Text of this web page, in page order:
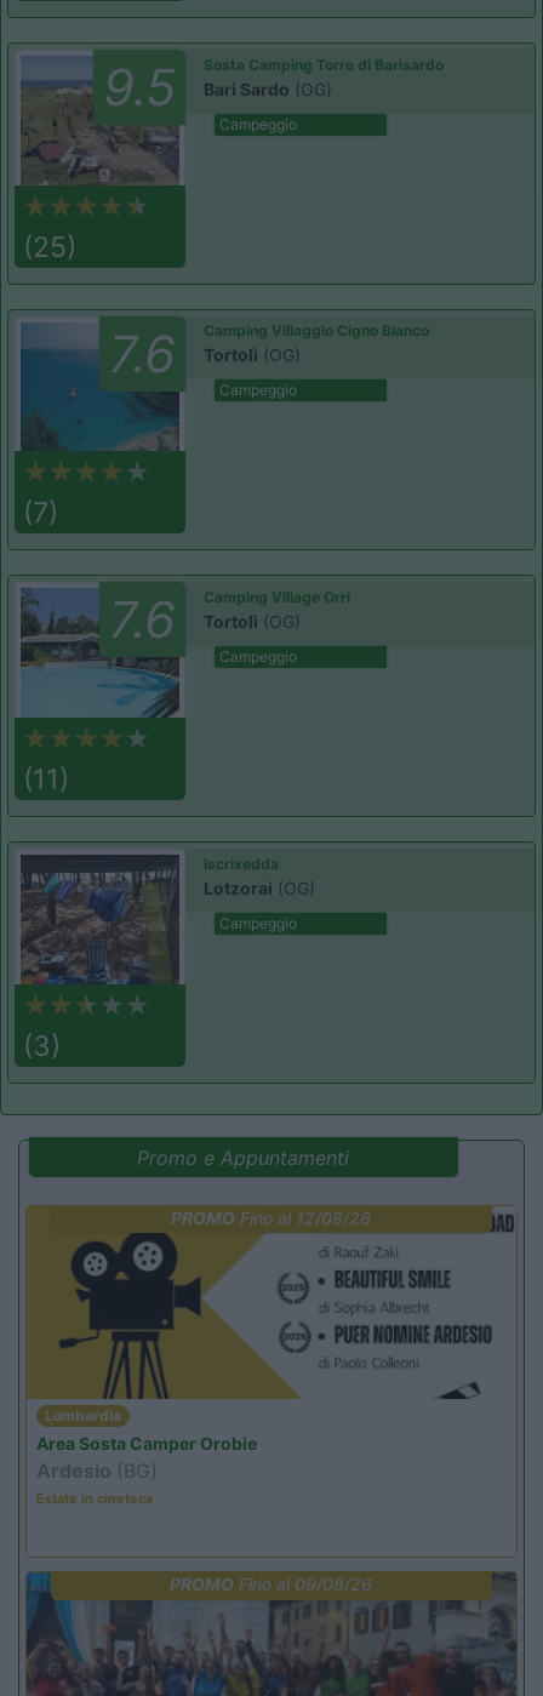
9.5
(25)
Sosta Camping Torre di Barisardo
Bari Sardo (OG)
Campeggio
7.6
(7)
Camping Villaggio Cigno Bianco
Tortolì (OG)
Campeggio
7.6
(11)
Camping Village Orri
Tortolì (OG)
Campeggio
(3)
Iscrixedda
Lotzorai (OG)
Campeggio
Promo e Appuntamenti
PROMO Fino al 12/08/26
Lombardia
Area Sosta Camper Orobie
Ardesio (BG)
Estate in cineteca
PROMO Fino al 09/08/26